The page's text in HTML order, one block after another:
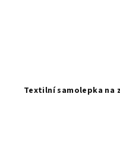
Textilní samolepka na